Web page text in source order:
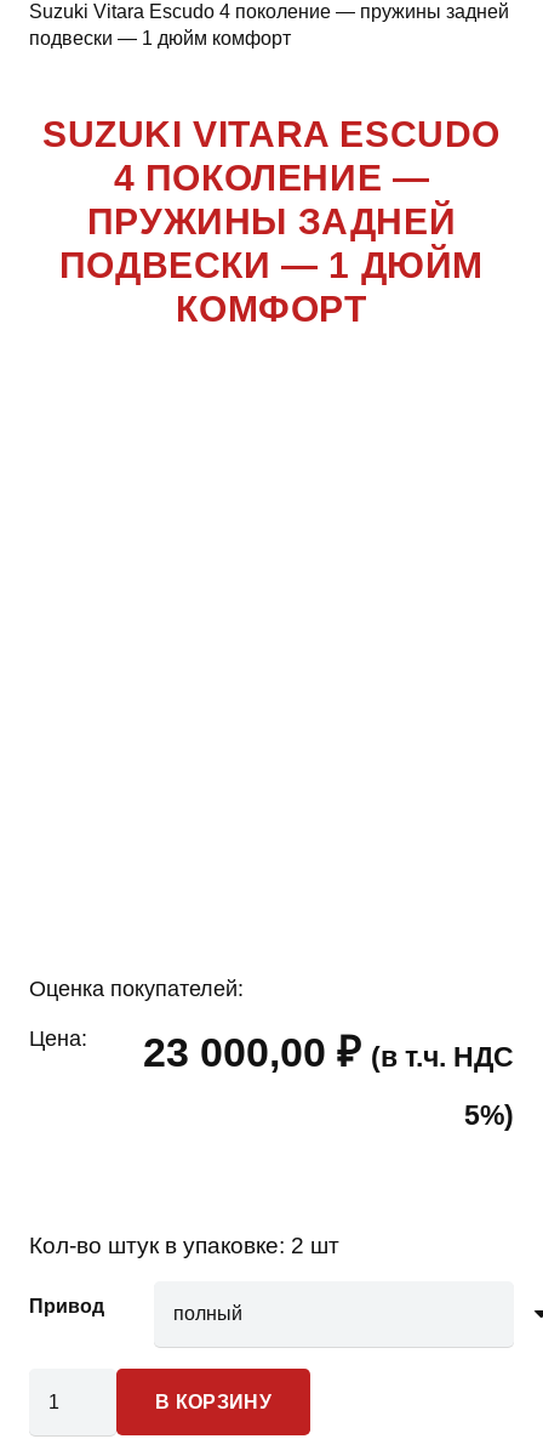
Suzuki Vitara Escudo 4 поколение — пружины задней
подвески — 1 дюйм комфорт
SUZUKI VITARA ESCUDO
4 ПОКОЛЕНИЕ —
ПРУЖИНЫ ЗАДНЕЙ
ПОДВЕСКИ — 1 ДЮЙМ
КОМФОРТ
Оценка покупателей:
Цена: 23 000,00 ₽ (в т.ч. НДС
5%)
Кол-во штук в упаковке: 2 шт
Привод
товара
В КОРЗИНУ